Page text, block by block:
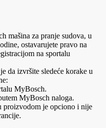
mašina za pranje sudova, u
ostavarujete pravo na
na sportalu
da izvršite sledeće korake u
MyBosch.
MyBosch naloga.
proizvodom je opciono i nije